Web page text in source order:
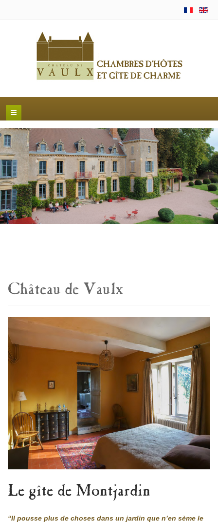
Château de Vaulx
Le gîte de Montjardin
“Il pousse plus de choses dans un jardin que n’en sème le